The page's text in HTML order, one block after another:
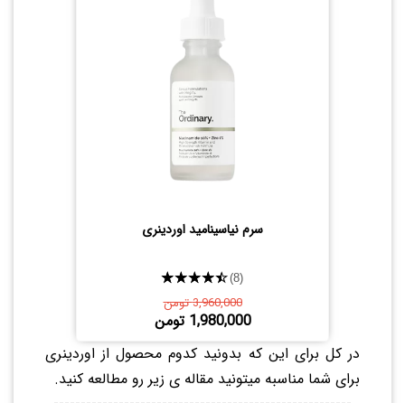
سرم نیاسینامید اوردینری
★★★★★(8)
3,960,000 تومن
1,980,000 تومن
در کل برای این که بدونید کدوم محصول از اوردینری
برای شما مناسبه میتونید مقاله ی زیر رو مطالعه کنید.